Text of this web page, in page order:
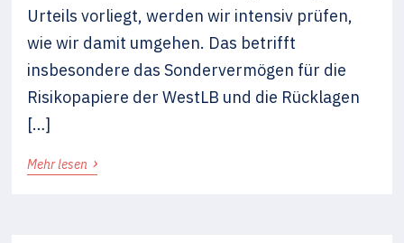
Urteils vorliegt, werden wir intensiv prüfen,
wie wir damit umgehen. Das betrifft
insbesondere das Sondervermögen für die
Risikopapiere der WestLB und die Rücklagen
[…]
Mehr lesen ›